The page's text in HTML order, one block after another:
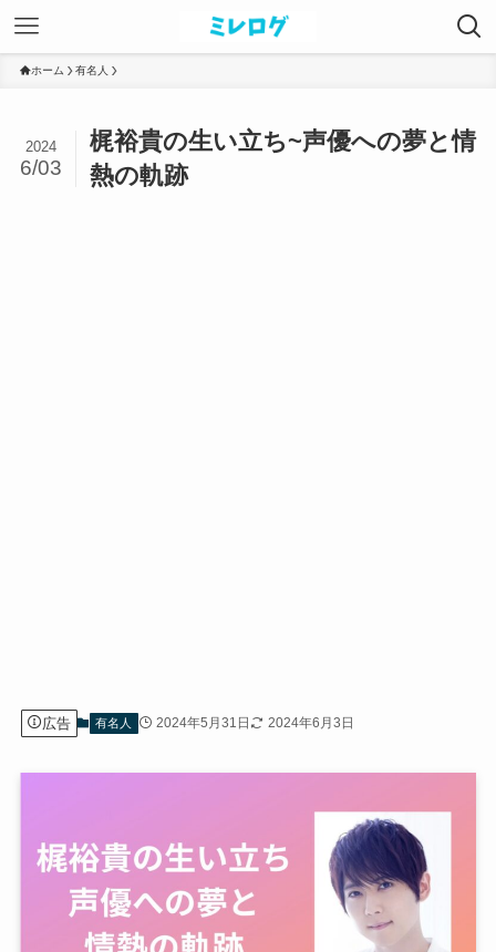
ホーム 有名人
梶裕貴の生い立ち~声優への夢と情
熱の軌跡
2024
6/03
広告 有名人 2024年5月31日 2024年6月3日